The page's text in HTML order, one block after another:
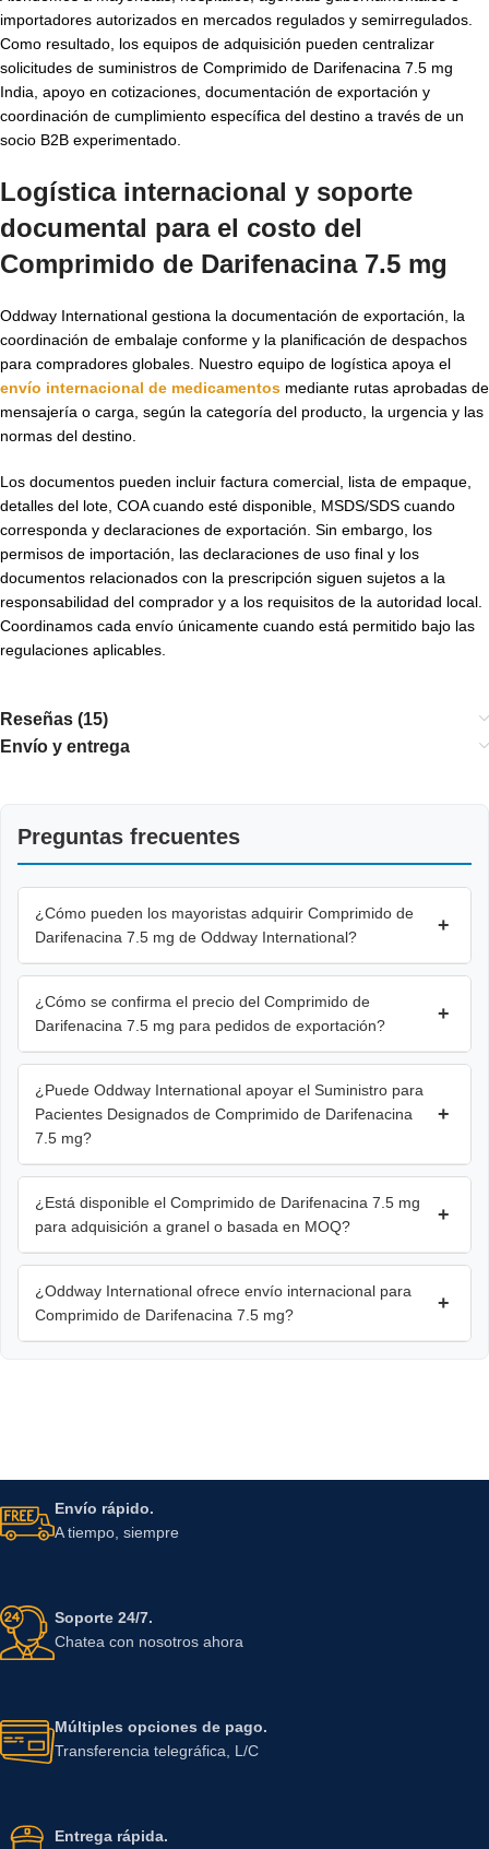
importadores autorizados en mercados regulados y semirregulados.
Como resultado, los equipos de adquisición pueden centralizar
solicitudes de suministros de Comprimido de Darifenacina 7.5 mg
India, apoyo en cotizaciones, documentación de exportación y
coordinación de cumplimiento específica del destino a través de un
socio B2B experimentado.
Logística internacional y soporte
documental para el costo del
Comprimido de Darifenacina 7.5 mg
Oddway International gestiona la documentación de exportación, la
coordinación de embalaje conforme y la planificación de despachos
para compradores globales. Nuestro equipo de logística apoya el
envío internacional de medicamentos mediante rutas aprobadas de
mensajería o carga, según la categoría del producto, la urgencia y las
normas del destino.
Los documentos pueden incluir factura comercial, lista de empaque,
detalles del lote, COA cuando esté disponible, MSDS/SDS cuando
corresponda y declaraciones de exportación. Sin embargo, los
permisos de importación, las declaraciones de uso final y los
documentos relacionados con la prescripción siguen sujetos a la
responsabilidad del comprador y a los requisitos de la autoridad local.
Coordinamos cada envío únicamente cuando está permitido bajo las
regulaciones aplicables.
Reseñas (15)
Envío y entrega
Preguntas frecuentes
¿Cómo pueden los mayoristas adquirir Comprimido de
Darifenacina 7.5 mg de Oddway International?
+
¿Cómo se confirma el precio del Comprimido de
Darifenacina 7.5 mg para pedidos de exportación?
+
¿Puede Oddway International apoyar el Suministro para
Pacientes Designados de Comprimido de Darifenacina
7.5 mg?
+
¿Está disponible el Comprimido de Darifenacina 7.5 mg
para adquisición a granel o basada en MOQ?
+
¿Oddway International ofrece envío internacional para
Comprimido de Darifenacina 7.5 mg?
+
Envío rápido.
A tiempo, siempre
Soporte 24/7.
Chatea con nosotros ahora
Múltiples opciones de pago.
Transferencia telegráfica, L/C
Entrega rápida.